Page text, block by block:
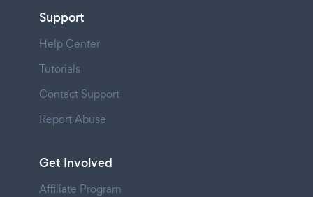
Support
Help Center
Tutorials
Contact Support
Report Abuse
Get Involved
Affiliate Program